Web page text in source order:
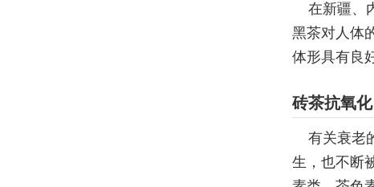
在新疆、
黑茶对人体
体形具有良
砖茶抗氧化
有关衰老
生，也不断